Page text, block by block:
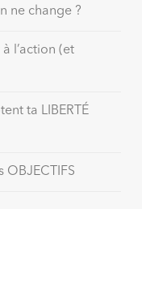
ne change ?
l’action (et
ta LIBERTÉ
OBJECTIFS